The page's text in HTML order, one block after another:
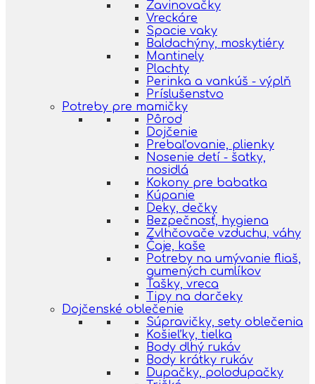
Zavinovačky
Vreckáre
Spacie vaky
Baldachýny, moskytiéry
Mantinely
Plachty
Perinka a vankúš - výplň
Príslušenstvo
Potreby pre mamičky
Pôrod
Dojčenie
Prebaľovanie, plienky
Nosenie detí - šatky,
nosidlá
Kokony pre babatka
Kúpanie
Deky, dečky
Bezpečnosť, hygiena
Zvlhčovače vzduchu, váhy
Čaje, kaše
Potreby na umývanie fliaš,
gumených cumlíkov
Tašky, vreca
Tipy na darčeky
Dojčenské oblečenie
Súpravičky, sety oblečenia
Košieľky, tielka
Body dlhý rukáv
Body krátky rukáv
Dupačky, polodupačky